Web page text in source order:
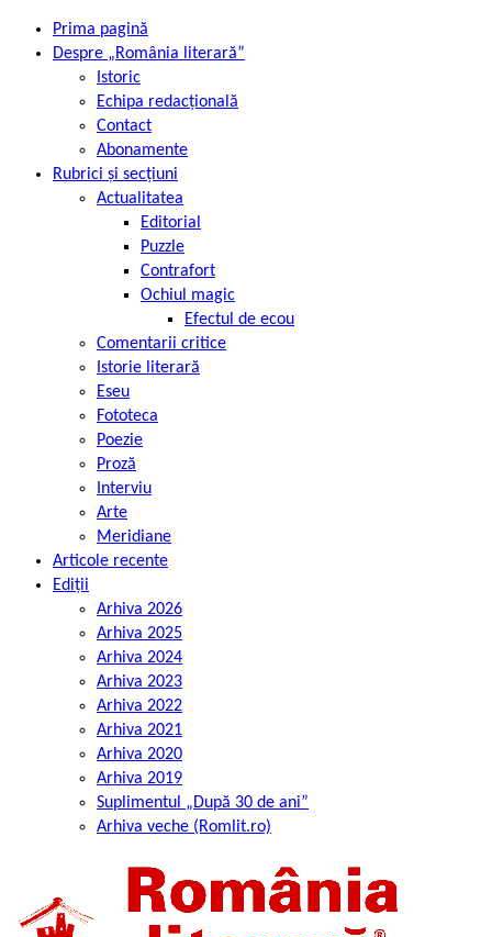
Prima pagină
Despre „România literară”
Istoric
Echipa redacțională
Contact
Abonamente
Rubrici și secțiuni
Actualitatea
Editorial
Puzzle
Contrafort
Ochiul magic
Efectul de ecou
Comentarii critice
Istorie literară
Eseu
Fototeca
Poezie
Proză
Interviu
Arte
Meridiane
Articole recente
Ediții
Arhiva 2026
Arhiva 2025
Arhiva 2024
Arhiva 2023
Arhiva 2022
Arhiva 2021
Arhiva 2020
Arhiva 2019
Suplimentul „După 30 de ani”
Arhiva veche (Romlit.ro)